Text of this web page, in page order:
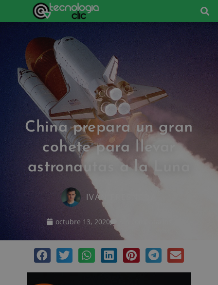
China prepara un gran
cohete para llevar
astronautas a la Luna
IVÁN FRESNEDA
octubre 13, 2020